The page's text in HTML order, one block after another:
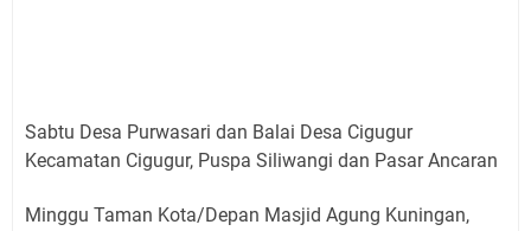
Sabtu Desa Purwasari dan Balai Desa Cigugur
Kecamatan Cigugur, Puspa Siliwangi dan Pasar Ancaran
Minggu Taman Kota/Depan Masjid Agung Kuningan,